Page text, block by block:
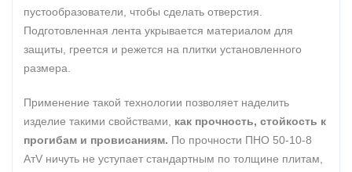
пустообразователи, чтобы сделать отверстия.
Подготовленная лента укрывается материалом для
защиты, греется и режется на плитки установленного
размера.
Применение такой технологии позволяет наделить
изделие такими свойствами, как прочность, стойкость к
прогибам и провисаниям. По прочности ПНО 50-10-8
АтV ничуть не уступает стандартным по толщине плитам,